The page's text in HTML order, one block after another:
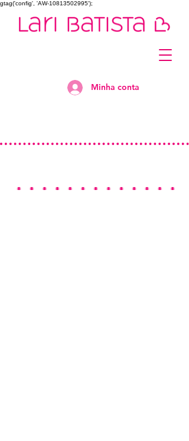
gtag('config', 'AW-10813502995');
Minha conta